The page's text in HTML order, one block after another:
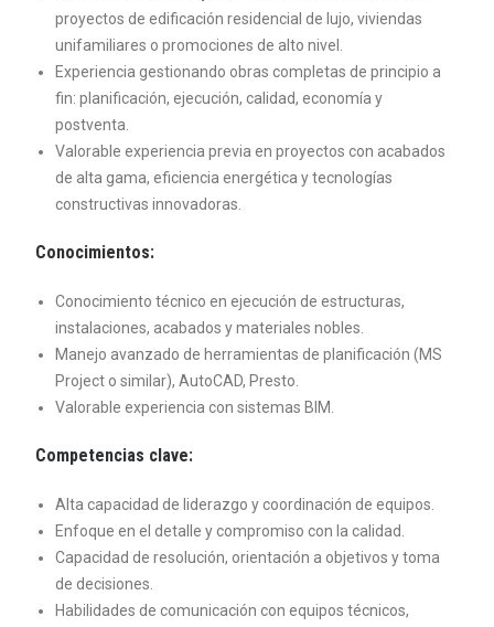
proyectos de edificación residencial de lujo, viviendas
unifamiliares o promociones de alto nivel.
Experiencia gestionando obras completas de principio a
fin: planificación, ejecución, calidad, economía y
postventa.
Valorable experiencia previa en proyectos con acabados
de alta gama, eficiencia energética y tecnologías
constructivas innovadoras.
Conocimientos:
Conocimiento técnico en ejecución de estructuras,
instalaciones, acabados y materiales nobles.
Manejo avanzado de herramientas de planificación (MS
Project o similar), AutoCAD, Presto.
Valorable experiencia con sistemas BIM.
Competencias clave:
Alta capacidad de liderazgo y coordinación de equipos.
Enfoque en el detalle y compromiso con la calidad.
Capacidad de resolución, orientación a objetivos y toma
de decisiones.
Habilidades de comunicación con equipos técnicos,